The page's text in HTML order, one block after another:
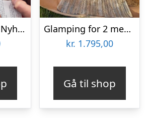
Forbryderjagt i Nyhavn med Solve a Mystery
Glamping for 2 med lækker brunch og udsigt til sø hos Bakkegaarden
kr. 1.795,00
Gå til shop